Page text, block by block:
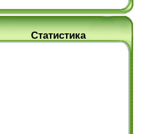
Статистика